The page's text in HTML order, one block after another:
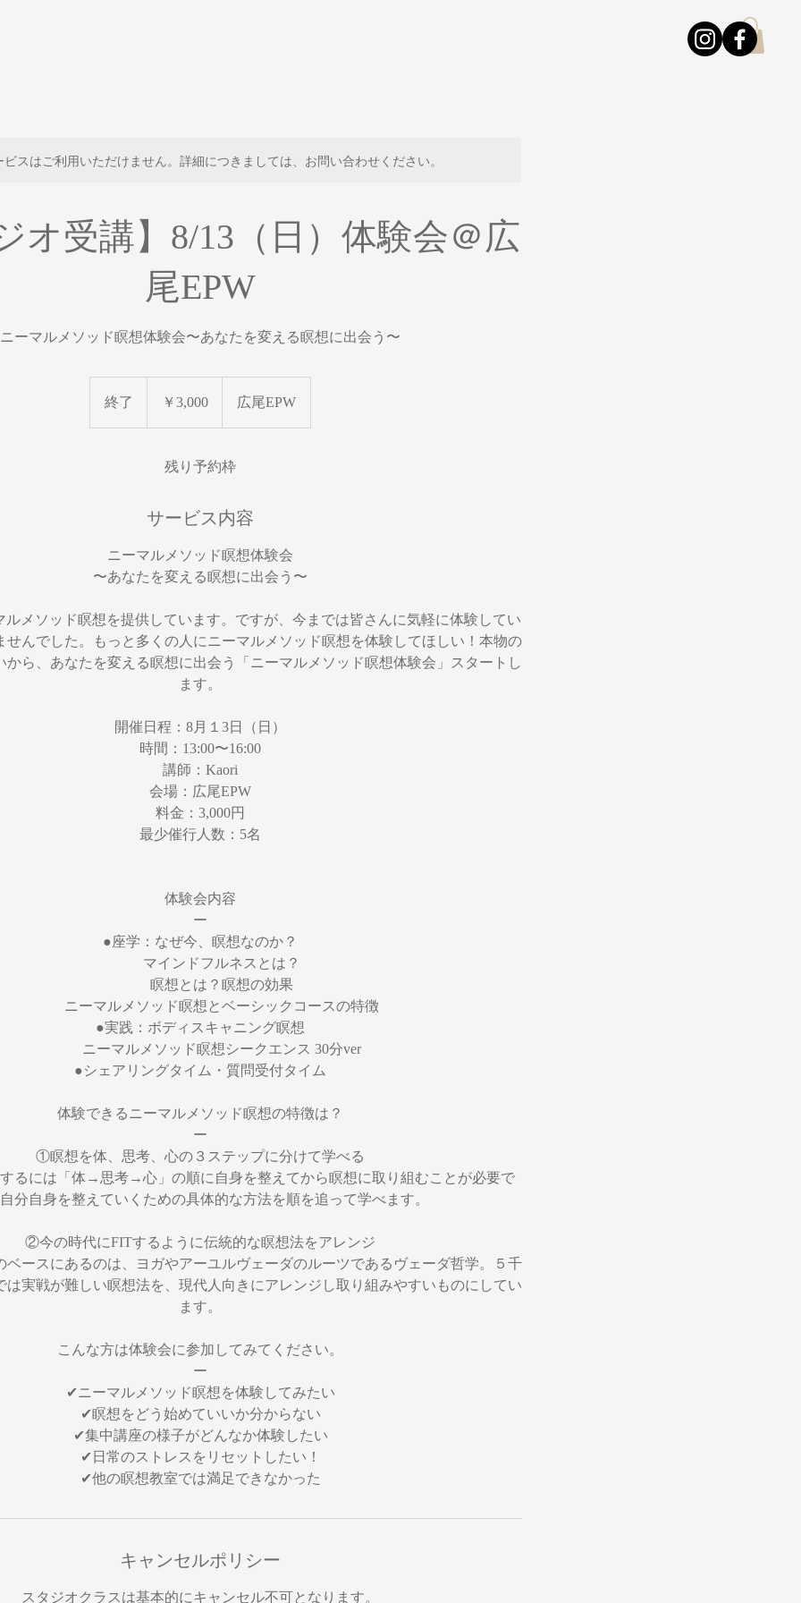
ビスはご利用いただけません。詳細につきましては、お問い合わせください。
オ受講】8/13（日）体験会＠広
尾EPW
ニーマルメソッド瞑想体験会〜あなたを変える瞑想に出会う〜
終了 ￥3,000 広尾EPW
残り予約枠
サービス内容
ニーマルメソッド瞑想体験会
〜あなたを変える瞑想に出会う〜
ルメソッド瞑想を提供しています。ですが、今までは皆さんに気軽に体験してい
せんでした。もっと多くの人にニーマルメソッド瞑想を体験してほしい！本物の
から、あなたを変える瞑想に出会う「ニーマルメソッド瞑想体験会」スタートし
ます。
開催日程：8月１3日（日）
時間：13:00〜16:00
講師：Kaori
会場：広尾EPW
料金：3,000円
最少催行人数：5名
体験会内容
ー
●座学：なぜ今、瞑想なのか？
マインドフルネスとは？
瞑想とは？瞑想の効果
ニーマルメソッド瞑想とベーシックコースの特徴
●実践：ボディスキャニング瞑想
ニーマルメソッド瞑想シークエンス 30分ver
●シェアリングタイム・質問受付タイム
体験できるニーマルメソッド瞑想の特徴は？
ー
①瞑想を体、思考、心の３ステップに分けて学べる
るには「体→思考→心」の順に自身を整えてから瞑想に取り組むことが必要で
分自身を整えていくための具体的な方法を順を追って学べます。
②今の時代にFITするように伝統的な瞑想法をアレンジ
ベースにあるのは、ヨガやアーユルヴェーダのルーツであるヴェーダ哲学。５千
は実戦が難しい瞑想法を、現代人向きにアレンジし取り組みやすいものにしてい
ます。
こんな方は体験会に参加してみてください。
ー
✔︎ニーマルメソッド瞑想を体験してみたい
✔︎瞑想をどう始めていいか分からない
✔︎集中講座の様子がどんなか体験したい
✔︎日常のストレスをリセットしたい！
✔︎他の瞑想教室では満足できなかった
キャンセルポリシー
スタジオクラスは基本的にキャンセル不可となります。